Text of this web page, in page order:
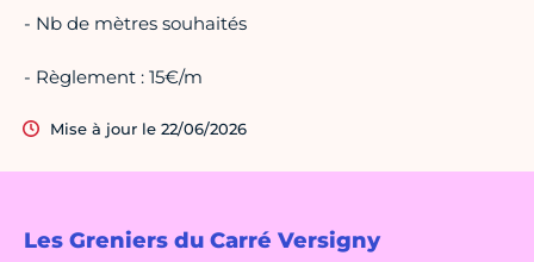
Les Greniers du Carré Versigny
- Nb de mètres souhaités
- Règlement : 15€/m
Mise à jour le 22/06/2026